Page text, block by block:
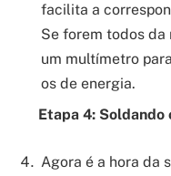
facilita a
Se forem todos da
um multímetro
os de energia.
Etapa 4: Soldando
Agora é a hora da